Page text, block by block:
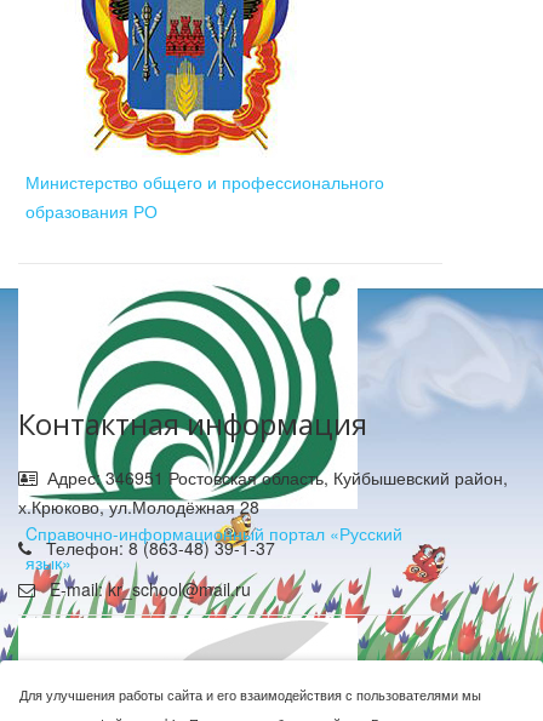
Министерство общего и профессионального
образования РО
Cправочно-информационный портал «Русский
язык»
Контактная информация
Адрес: 346951 Ростовская область, Куйбышевский район,
х.Крюково, ул.Молодёжная 28
Телефон: 8 (863-48) 39-1-37
E-mail: kr_school@mail.ru
Для улучшения работы сайта и его взаимодействия с пользователями мы